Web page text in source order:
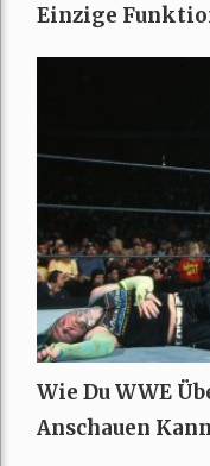
Einzige
Wie Du WWE
Anschauen